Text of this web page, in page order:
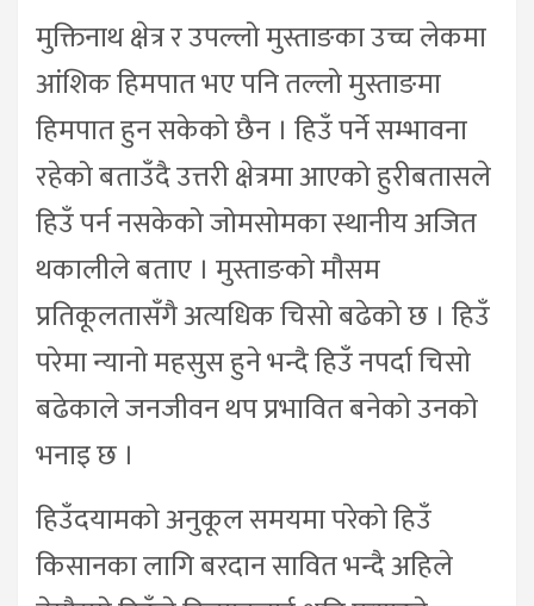
मुक्तिनाथ क्षेत्र र उपल्लो मुस्ताङका उच्च लेकमा
आंशिक हिमपात भए पनि तल्लो मुस्ताङमा
हिमपात हुन सकेको छैन । हिउँ पर्ने सम्भावना
रहेको बताउँदै उत्तरी क्षेत्रमा आएको हुरीबतासले
हिउँ पर्न नसकेको जोमसोमका स्थानीय अजित
थकालीले बताए । मुस्ताङको मौसम
प्रतिकूलतासँगै अत्यधिक चिसो बढेको छ । हिउँ
परेमा न्यानो महसुस हुने भन्दै हिउँ नपर्दा चिसो
बढेकाले जनजीवन थप प्रभावित बनेको उनको
भनाइ छ ।
हिउँदयामको अनुकूल समयमा परेको हिउँ
किसानका लागि बरदान सावित भन्दै अहिले